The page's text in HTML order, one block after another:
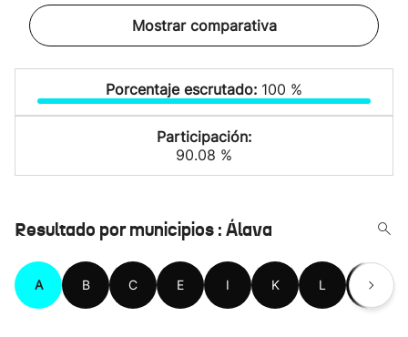
Mostrar comparativa
Porcentaje escrutado: 100 %
Participación:
90.08 %
Resultado por municipios : Álava
A B C E I K L M